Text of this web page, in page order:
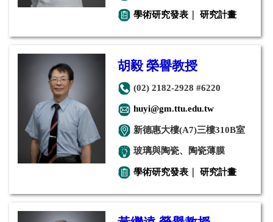
學術研究發表 ｜ 研究計畫
胡毅 榮譽教授
(02) 2182-2928 #6220
huyi@gm.ttu.edu.tw
新德惠大樓(A7)三樓310B室
玻璃與陶瓷、陶瓷薄膜
學術研究發表 ｜ 研究計畫